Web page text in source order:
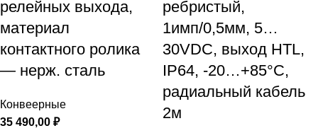
релейных выхода,
материал
контактного ролика
— нерж. сталь
Конвеерные
35 490,00 ₽
ребристый,
1имп/0,5мм, 5…
30VDC, выход HTL,
IP64, -20…+85°C,
радиальный кабель
2м